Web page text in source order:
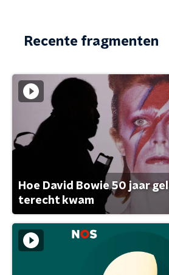
Recente fragmenten
Hoe David Bowie 50 jaar
terecht kwam